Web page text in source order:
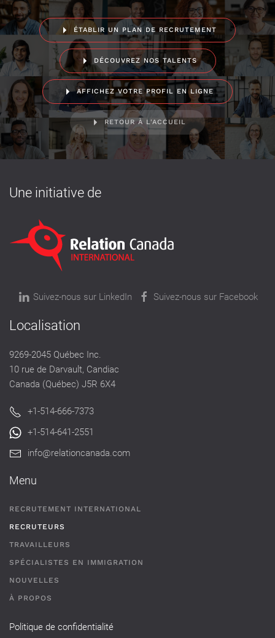
ÉTABLIR UN PLAN DE RECRUTEMENT
DÉCOUVREZ NOS TALENTS
AFFICHEZ VOTRE PROFIL EN LIGNE
RETOUR À L'ACCUEIL
Une initiative de
Suivez-nous sur LinkedIn Suivez-nous sur Facebook
Localisation
9269-2045 Québec Inc.
10 rue de Darvault, Candiac
Canada (Québec) J5R 6X4
+1-514-666-7373
+1-514-641-2551
info@relationcanada.com
Menu
RECRUTEMENT INTERNATIONAL
RECRUTEURS
TRAVAILLEURS
SPÉCIALISTES EN IMMIGRATION
NOUVELLES
À PROPOS
Politique de confidentialité